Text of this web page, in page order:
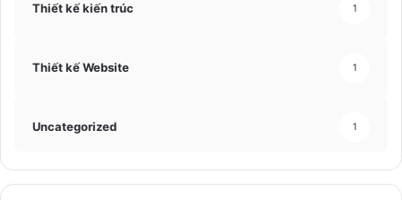
Thiết kế kiến trúc 1
Thiết kế Website 1
Uncategorized 1